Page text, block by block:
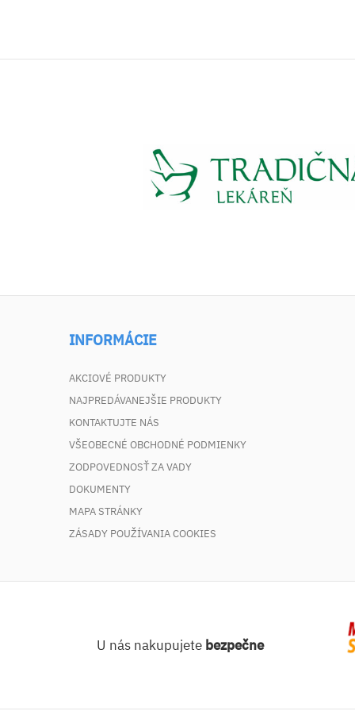
INFORMÁCIE
AKCIOVÉ PRODUKTY
NAJPREDÁVANEJŠIE PRODUKTY
KONTAKTUJTE NÁS
VŠEOBECNÉ OBCHODNÉ PODMIENKY
ZODPOVEDNOSŤ ZA VADY
DOKUMENTY
MAPA STRÁNKY
ZÁSADY POUŽÍVANIA COOKIES
U nás nakupujete bezpečne